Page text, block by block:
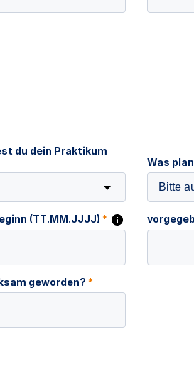
du dein Praktikum
Was
Bitte
(TT.MM.JJJJ) *
geworden? *